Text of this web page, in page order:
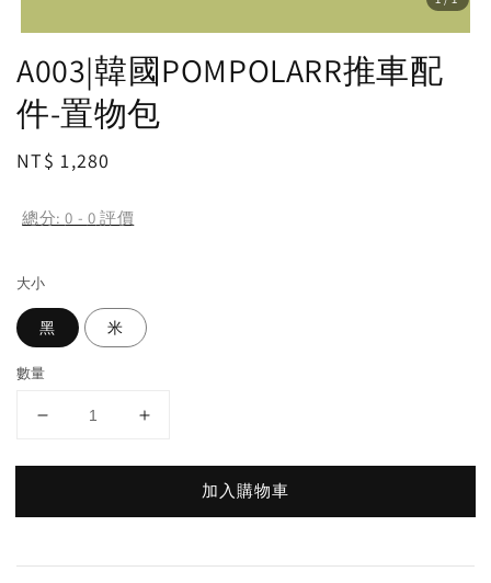
A003|韓國POMPOLARR推車配
件-置物包
Regular
NT$ 1,280
總分:0 - 0 評價
大小
黑 米
數量
加入購物車